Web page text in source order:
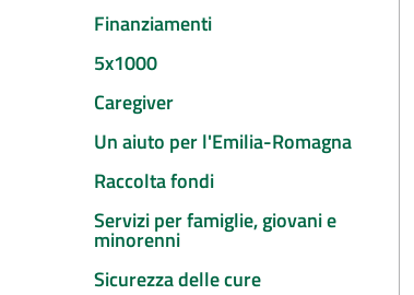
Finanziamenti
5x1000
Caregiver
Un aiuto per l'Emilia-Romagna
Raccolta fondi
Servizi per famiglie, giovani e
minorenni
Sicurezza delle cure